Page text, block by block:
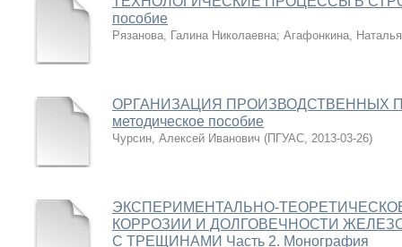
пособие
Рязанова, Галина Николаевна; Агафонкина,
ОРГАНИЗАЦИЯ ПРОИЗВОДСТВЕННЫХ
методическое пособие
Чурсин, Алексей Иванович (ПГУАС, 2013-03-26)
ЭКСПЕРИМЕНТАЛЬНО-
КОРРОЗИИ И ДОЛГОВЕЧНОСТИ
С ТРЕЩИНАМИ Часть 2. Монография